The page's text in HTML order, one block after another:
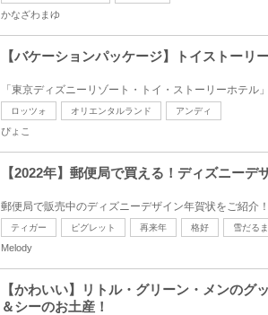
かなざわまゆ
【バケーションパッケージ】トイストーリ
ロッツォ オリエンタルランド アンディ
ぴょこ
【2022年】郵便局で買える！ディズニーデ
ティガー ピグレット 再来年 格好 雪だるま
Melody
【かわいい】リトル・グリーン・メンのグ
＆シーのお土産！